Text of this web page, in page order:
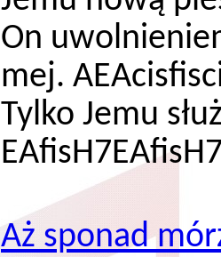
On
mej.
Tylko Jemu
Aż sponad